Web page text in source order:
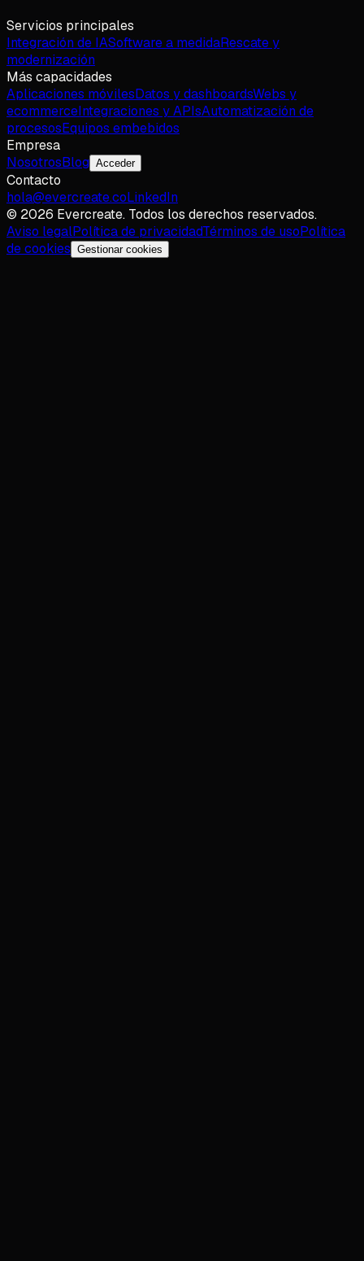
Servicios principales
Integración de IASoftware a medidaRescate y
modernización
Más capacidades
Aplicaciones móvilesDatos y dashboardsWebs y
ecommerceIntegraciones y APIsAutomatización de
procesosEquipos embebidos
Empresa
NosotrosBlog Acceder
Contacto
hola@evercreate.coLinkedIn
© 2026 Evercreate. Todos los derechos reservados.
Aviso legalPolítica de privacidadTérminos de usoPolítica
de cookies Gestionar cookies